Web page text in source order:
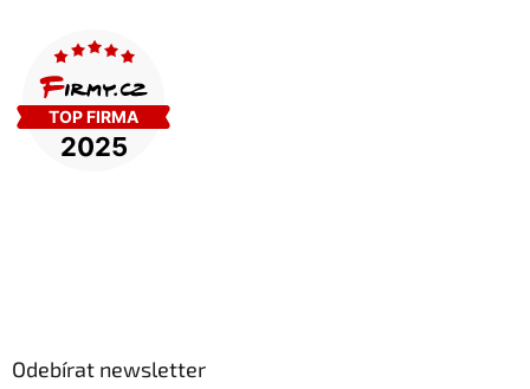
Odebírat newsletter